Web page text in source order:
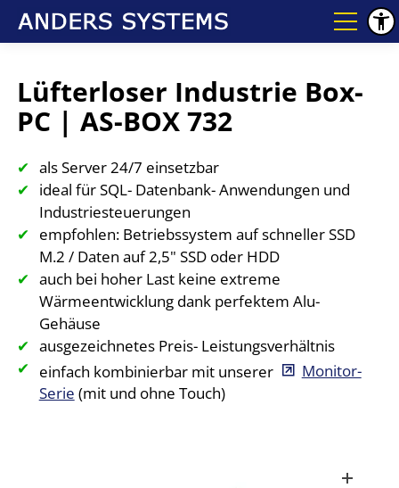
Lüfterloser Industrie Box-
PC | AS-BOX 732
als Server 24/7 einsetzbar
ideal für SQL- Datenbank- Anwendungen und
Industriesteuerungen
empfohlen: Betriebssystem auf schneller SSD
M.2 / Daten auf 2,5" SSD oder HDD
auch bei hoher Last keine extreme
Wärmeentwicklung dank perfektem Alu-
Gehäuse
ausgezeichnetes Preis- Leistungsverhältnis
einfach kombinierbar mit unserer
Monitor-
Serie (mit und ohne Touch)